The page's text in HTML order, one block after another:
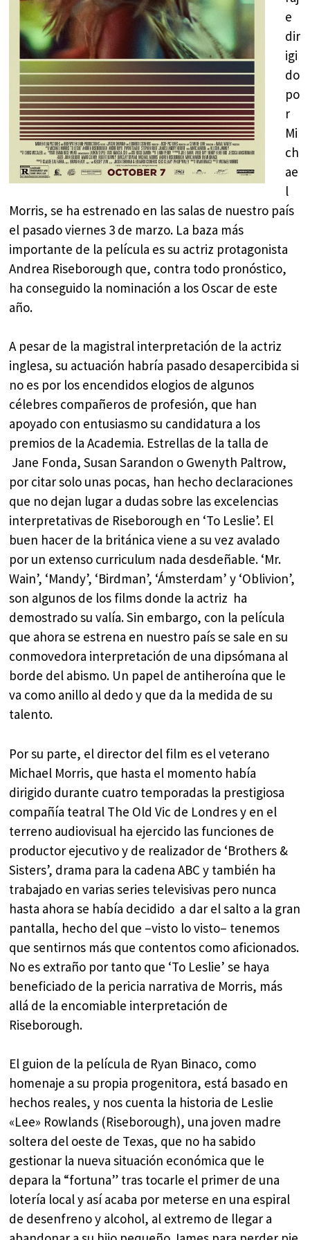
e
dir
igi
do
po
r
Mi
ch
ae
l
Morris, se ha estrenado en las salas de nuestro país
el pasado viernes 3 de marzo. La baza más
importante de la película es su actriz protagonista
Andrea Riseborough que, contra todo pronóstico,
ha conseguido la nominación a los Oscar de este
año.
A pesar de la magistral interpretación de la actriz
inglesa, su actuación habría pasado desapercibida si
no es por los encendidos elogios de algunos
célebres compañeros de profesión, que han
apoyado con entusiasmo su candidatura a los
premios de la Academia. Estrellas de la talla de
Jane Fonda, Susan Sarandon o Gwenyth Paltrow,
por citar solo unas pocas, han hecho declaraciones
que no dejan lugar a dudas sobre las excelencias
interpretativas de Riseborough en ‘To Leslie’. El
buen hacer de la británica viene a su vez avalado
por un extenso curriculum nada desdeñable. ‘Mr.
Wain’, ‘Mandy’, ‘Birdman’, ‘Ámsterdam’ y ‘Oblivion’,
son algunos de los films donde la actriz ha
demostrado su valía. Sin embargo, con la película
que ahora se estrena en nuestro país se sale en su
conmovedora interpretación de una dipsómana al
borde del abismo. Un papel de antiheroína que le
va como anillo al dedo y que da la medida de su
talento.
Por su parte, el director del film es el veterano
Michael Morris, que hasta el momento había
dirigido durante cuatro temporadas la prestigiosa
compañía teatral The Old Vic de Londres y en el
terreno audiovisual ha ejercido las funciones de
productor ejecutivo y de realizador de ‘Brothers &
Sisters’, drama para la cadena ABC y también ha
trabajado en varias series televisivas pero nunca
hasta ahora se había decidido a dar el salto a la gran
pantalla, hecho del que –visto lo visto– tenemos
que sentirnos más que contentos como aficionados.
No es extraño por tanto que ‘To Leslie’ se haya
beneficiado de la pericia narrativa de Morris, más
allá de la encomiable interpretación de
Riseborough.
El guion de la película de Ryan Binaco, como
homenaje a su propia progenitora, está basado en
hechos reales, y nos cuenta la historia de Leslie
«Lee» Rowlands (Riseborough), una joven madre
soltera del oeste de Texas, que no ha sabido
gestionar la nueva situación económica que le
depara la “fortuna” tras tocarle el primer de una
lotería local y así acaba por meterse en una espiral
de desenfreno y alcohol, al extremo de llegar a